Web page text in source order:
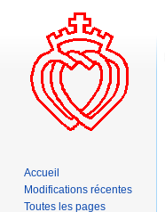
Accueil
Modifications récentes
Toutes les pages